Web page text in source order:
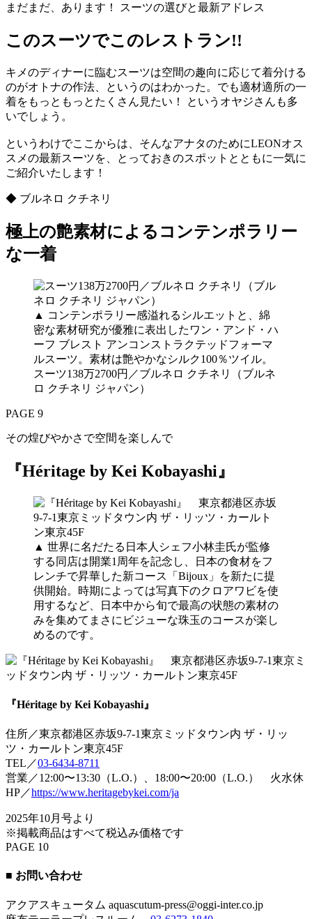
まだまだ、あります！ スーツの選びと最新アドレス
このスーツでこのレストラン!!
キメのディナーに臨むスーツは空間の趣向に応じて着分ける
のがオトナの作法、というのはわかった。でも適材適所の一
着をもっともっとたくさん見たい！ というオヤジさんも多
いでしょう。
というわけでここからは、そんなアナタのためにLEONオス
スメの最新スーツを、とっておきのスポットとともに一気に
ご紹介いたします！
◆ ブルネロ クチネリ
極上の艶素材によるコンテンポラリー
な一着
▲ コンテンポラリー感溢れるシルエットと、綿
密な素材研究が優雅に表出したワン・アンド・ハ
ーフ ブレスト アンコンストラクテッドフォーマ
ルスーツ。素材は艶やかなシルク100％ツイル。
スーツ138万2700円／ブルネロ クチネリ（ブルネ
ロ クチネリ ジャパン）
PAGE 9
その煌びやかさで空間を楽しんで
『Héritage by Kei Kobayashi』
▲ 世界に名だたる日本人シェフ小林圭氏が監修
する同店は開業1周年を記念し、日本の食材をフ
レンチで昇華した新コース「Bijoux」を新たに提
供開始。時期によっては写真下のクロアワビを使
用するなど、日本中から旬で最高の状態の素材の
みを集めてまさにビジューな珠玉のコースが楽し
めるのです。
『Héritage by Kei Kobayashi』
住所／東京都港区赤坂9-7-1東京ミッドタウン内 ザ・リッ
ツ・カールトン東京45F
TEL／03-6434-8711
営業／12:00〜13:30（L.O.）、18:00〜20:00（L.O.） 火水休
HP／https://www.heritagebykei.com/ja
2025年10月号より
※掲載商品はすべて税込み価格です
PAGE 10
■ お問い合わせ
アクアスキュータム aquascutum-press@oggi-inter.co.jp